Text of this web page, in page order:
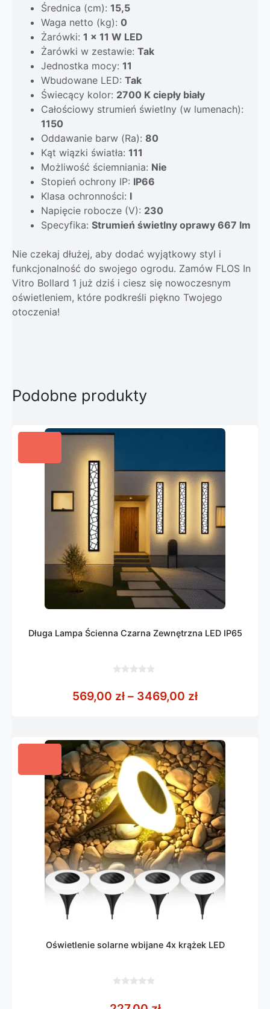
Średnica (cm): 15,5
Waga netto (kg): 0
Żarówki: 1 x 11 W LED
Żarówki w zestawie: Tak
Jednostka mocy: 11
Wbudowane LED: Tak
Świecący kolor: 2700 K ciepły biały
Całościowy strumień świetlny (w lumenach):
1150
Oddawanie barw (Ra): 80
Kąt wiązki światła: 111
Możliwość ściemniania: Nie
Stopień ochrony IP: IP66
Klasa ochronności: I
Napięcie robocze (V): 230
Specyfika: Strumień świetlny oprawy 667 lm
Nie czekaj dłużej, aby dodać wyjątkowy styl i
funkcjonalność do swojego ogrodu. Zamów FLOS In
Vitro Bollard 1 już dziś i ciesz się nowoczesnym
oświetleniem, które podkreśli piękno Twojego
otoczenia!
Podobne produkty
Długa Lampa Ścienna Czarna Zewnętrzna LED IP65
5
569,00 zł – 3469,00 złZakres cen:
Oświetlenie solarne wbijane 4x krążek LED